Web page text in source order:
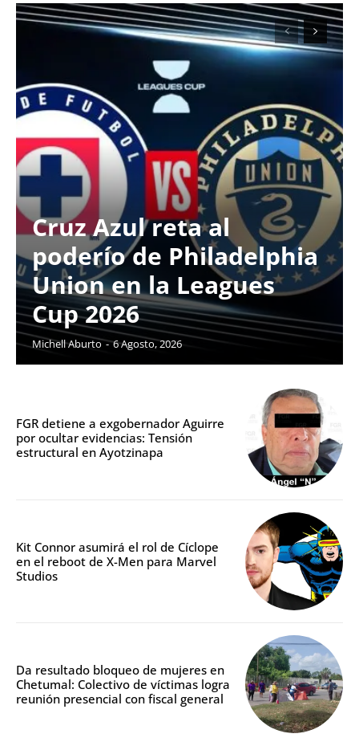
Cruz Azul reta al
poderío de Philadelphia
Union en la Leagues
Cup 2026
Michell Aburto - 6 Agosto, 2026
FGR detiene a exgobernador Aguirre
por ocultar evidencias: Tensión
estructural en Ayotzinapa
Kit Connor asumirá el rol de Cíclope
en el reboot de X-Men para Marvel
Studios
Da resultado bloqueo de mujeres en
Chetumal: Colectivo de víctimas logra
reunión presencial con fiscal general